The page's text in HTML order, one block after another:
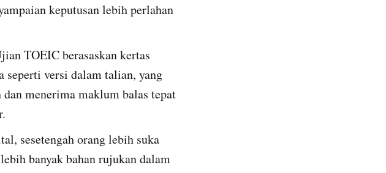
keputusan lebih perlahan
TOEIC berasaskan kertas
seperti versi dalam talian, yang
menerima maklum balas tepat
sesetengah orang lebih suka
banyak bahan rujukan dalam